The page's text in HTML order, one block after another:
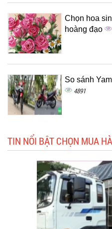
Chọn hoa
hoàng đạo
So sánh
4891
TIN NỔI BẬT CHỌN MUA